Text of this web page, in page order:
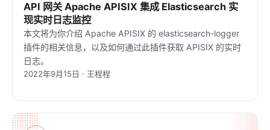
API 网关 Apache APISIX 集成 Elasticsearch 实
现实时日志监控
本文将为你介绍 Apache APISIX 的 elasticsearch-logger
插件的相关信息，以及如何通过此插件获取 APISIX 的实时
日志。
2022年9月15日 · 王程程